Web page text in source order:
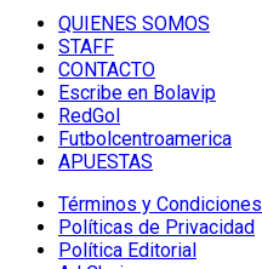
QUIENES SOMOS
STAFF
CONTACTO
Escribe en Bolavip
RedGol
Futbolcentroamerica
APUESTAS
Términos y Condiciones
Políticas de Privacidad
Política Editorial